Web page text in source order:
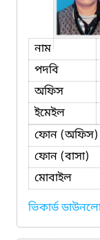
নাম
পদবি
অফিস
ইমেইল
ফোন (অফিস)
ফোন (বাসা)
মোবাইল
ভিকার্ড